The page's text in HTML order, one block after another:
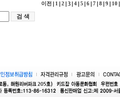
이전 1 2 3 4 5 6 7 8 9 10